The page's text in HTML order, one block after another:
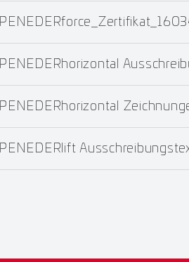
PENEDERhorizontal
PENEDERhorizontal
PENEDERlift